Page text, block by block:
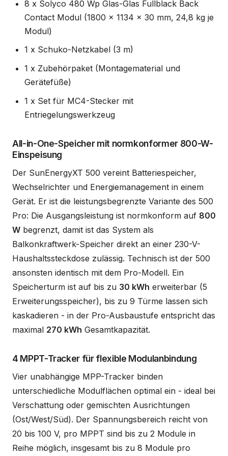
8 x Solyco 480 Wp Glas-Glas Fullblack Back
Contact Modul (1800 x 1134 x 30 mm, 24,8 kg je
Modul)
1 x Schuko-Netzkabel (3 m)
1 x Zubehörpaket (Montagematerial und
Gerätefüße)
1 x Set für MC4-Stecker mit
Entriegelungswerkzeug
All-in-One-Speicher mit normkonformer 800-W-
Einspeisung
Der SunEnergyXT 500 vereint Batteriespeicher,
Wechselrichter und Energiemanagement in einem
Gerät. Er ist die leistungsbegrenzte Variante des 500
Pro: Die Ausgangsleistung ist normkonform auf 800
W begrenzt, damit ist das System als
Balkonkraftwerk-Speicher direkt an einer 230-V-
Haushaltssteckdose zulässig. Technisch ist der 500
ansonsten identisch mit dem Pro-Modell. Ein
Speicherturm ist auf bis zu 30 kWh erweiterbar (5
Erweiterungsspeicher), bis zu 9 Türme lassen sich
kaskadieren - in der Pro-Ausbaustufe entspricht das
maximal 270 kWh Gesamtkapazität.
4 MPPT-Tracker für flexible Modulanbindung
Vier unabhängige MPP-Tracker binden
unterschiedliche Modulflächen optimal ein - ideal bei
Verschattung oder gemischten Ausrichtungen
(Ost/West/Süd). Der Spannungsbereich reicht von
20 bis 100 V, pro MPPT sind bis zu 2 Module in
Reihe möglich, insgesamt bis zu 8 Module pro